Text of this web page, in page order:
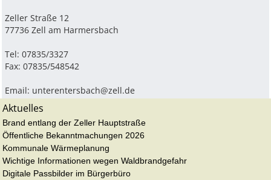
Zeller Straße 12
77736 Zell am Harmersbach
Tel: 07835/3327
Fax: 07835/548542
Email: unterentersbach@zell.de
Aktuelles
Brand entlang der Zeller Hauptstraße
Öffentliche Bekanntmachungen 2026
Kommunale Wärmeplanung
Wichtige Informationen wegen Waldbrandgefahr
Digitale Passbilder im Bürgerbüro